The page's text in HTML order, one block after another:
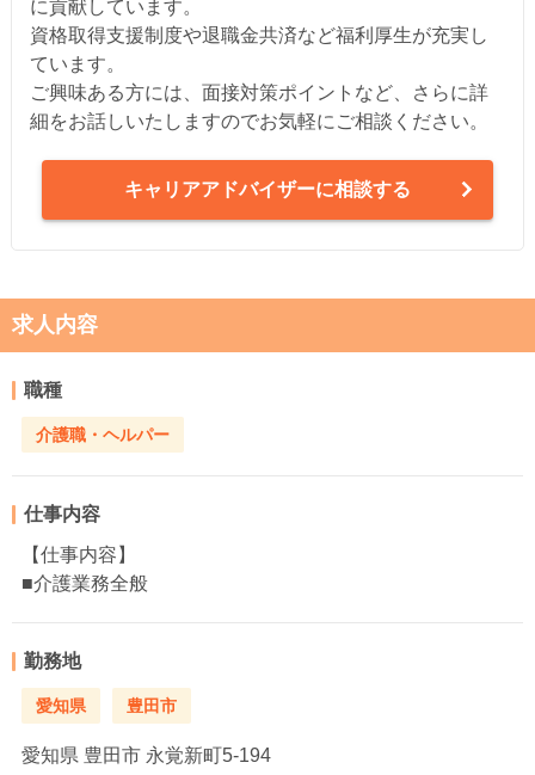
に貢献しています。
資格取得支援制度や退職金共済など福利厚生が充実し
ています。
ご興味ある方には、面接対策ポイントなど、さらに詳
細をお話しいたしますのでお気軽にご相談ください。
キャリアアドバイザーに相談する
求人内容
職種
介護職・ヘルパー
仕事内容
【仕事内容】
■介護業務全般
勤務地
愛知県 豊田市
愛知県 豊田市 永覚新町5-194